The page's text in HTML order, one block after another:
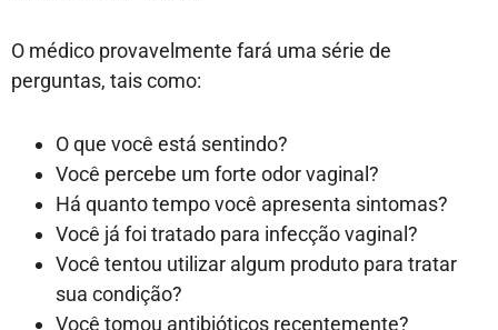
O médico provavelmente fará uma série de
perguntas, tais como:
O que você está sentindo?
Você percebe um forte odor vaginal?
Há quanto tempo você apresenta sintomas?
Você já foi tratado para infecção vaginal?
Você tentou utilizar algum produto para tratar
sua condição?
Você tomou antibióticos recentemente?